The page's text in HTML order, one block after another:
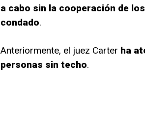
a cabo sin la cooperación de
condado.
Anteriormente, el juez Carter ha
personas sin techo.